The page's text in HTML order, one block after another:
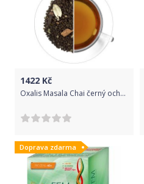
1422 Kč
Oxalis Masala Chai černý ochucený 1 kg 1 Kg
Doprava zdarma